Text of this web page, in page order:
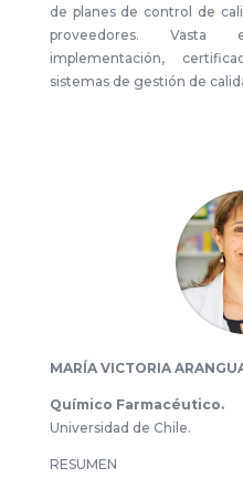
de planes de control de
proveedores. Vasta
implementación,
sistemas de gestión de
MARÍA VICTORIA
Químico Farmacéutico.
Universidad de Chile.
RESUMEN